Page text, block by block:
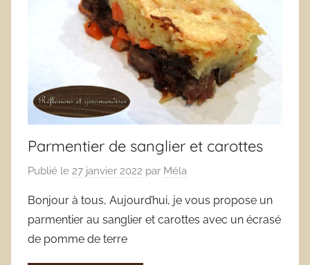
Parmentier de sanglier et carottes
Publié le 27 janvier 2022 par Méla
Bonjour à tous, Aujourd’hui, je vous propose un
parmentier au sanglier et carottes avec un écrasé
de pomme de terre